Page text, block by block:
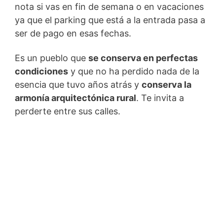
nota si vas en fin de semana o en vacaciones
ya que el parking que está a la entrada pasa a
ser de pago en esas fechas.
Es un pueblo que se conserva en perfectas
condiciones y que no ha perdido nada de la
esencia que tuvo años atrás y conserva la
armonía arquitectónica rural. Te invita a
perderte entre sus calles.